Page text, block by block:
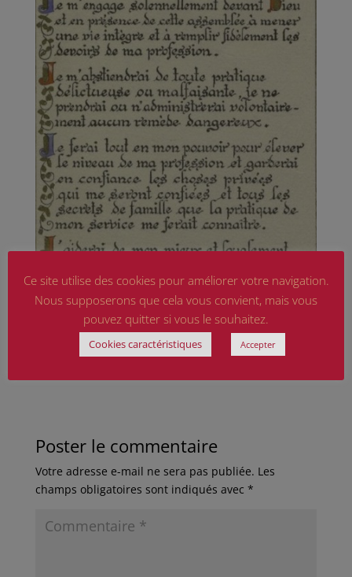
Poster le commentaire
Votre adresse e-mail ne sera pas publiée. Les
champs obligatoires sont indiqués avec *
Ce site utilise des cookies pour améliorer votre navigation.
Nous supposerons que cela vous convient, mais vous
pouvez quitter si vous le souhaitez.
Cookies caractéristiques Accepter